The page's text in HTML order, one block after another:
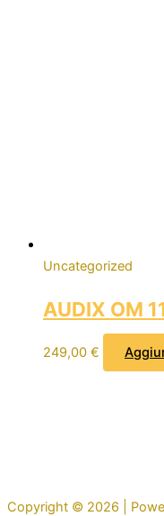
Uncategorized
AUDIX OM
249,00 €
Copyright © 2026 |